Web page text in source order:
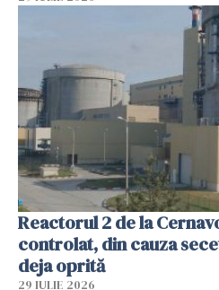
Reactorul 2 de la
controlat, din cauza
deja oprită
29 IULIE 2026